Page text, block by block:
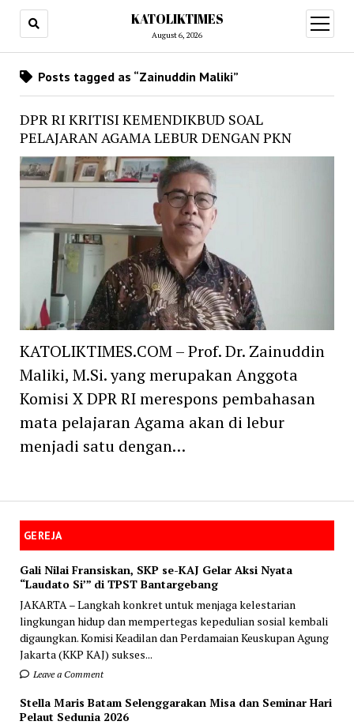
KATOLIKTIMES
August 6, 2026
open
menu
GEREJA
Gali Nilai Fransiskan, SKP se-KAJ Gelar Aksi Nyata
“Laudato Si’” di TPST Bantargebang
JAKARTA – Langkah konkret untuk menjaga kelestarian
lingkungan hidup dan mempertegas kepedulian sosial kembali
digaungkan. Komisi Keadilan dan Perdamaian Keuskupan Agung
Jakarta (KKP KAJ) sukses...
Leave a Comment
Stella Maris Batam Selenggarakan Misa dan Seminar Hari
Pelaut Sedunia 2026
Posts tagged as “Zainuddin Maliki”
DPR RI KRITISI KEMENDIKBUD SOAL
PELAJARAN AGAMA LEBUR DENGAN PKN
KATOLIKTIMES.COM – Prof. Dr. Zainuddin
Maliki, M.Si. yang merupakan Anggota
Komisi X DPR RI merespons pembahasan
mata pelajaran Agama akan di lebur
menjadi satu dengan…